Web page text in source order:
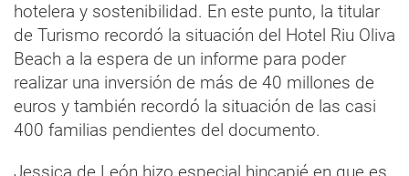
hotelera y sostenibilidad. En este punto, la titular
de Turismo recordó la situación del Hotel Riu Oliva
Beach a la espera de un informe para poder
realizar una inversión de más de 40 millones de
euros y también recordó la situación de las casi
400 familias pendientes del documento.